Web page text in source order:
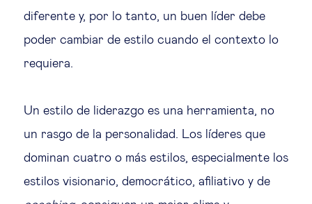
diferente y, por lo tanto, un buen líder debe
poder cambiar de estilo cuando el contexto lo
requiera.
Un estilo de liderazgo es una herramienta, no
un rasgo de la personalidad. Los líderes que
dominan cuatro o más estilos, especialmente los
estilos visionario, democrático, afiliativo y de